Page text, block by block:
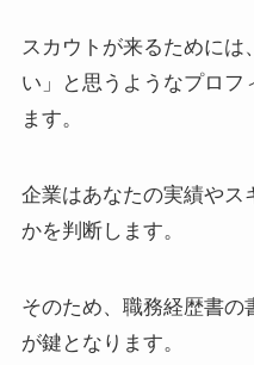
スカウトが来るためには
い」と思うようなプロフ
ます。
企業はあなたの実績やス
かを判断します。
そのため、職務経歴書の
が鍵となります。